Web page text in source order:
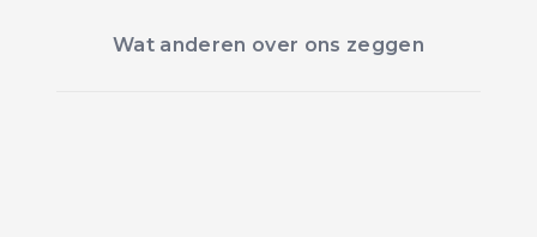
Wat anderen over ons zeggen